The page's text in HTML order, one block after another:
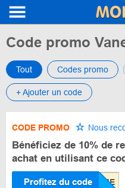
Code promo
Tout Codes promo
+ Ajouter un code
CODE PROMO Nous
Bénéficiez de 10% de
achat en utilisant ce
Profitez du code